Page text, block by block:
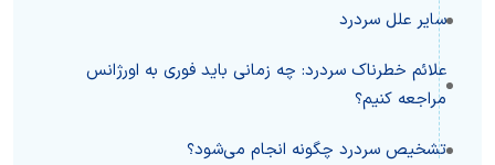
سایر علل سردرد
علائم خطرناک سردرد: چه زمانی باید فوری به اورژانس
مراجعه کنیم؟
تشخیص سردرد چگونه انجام می‌شود؟